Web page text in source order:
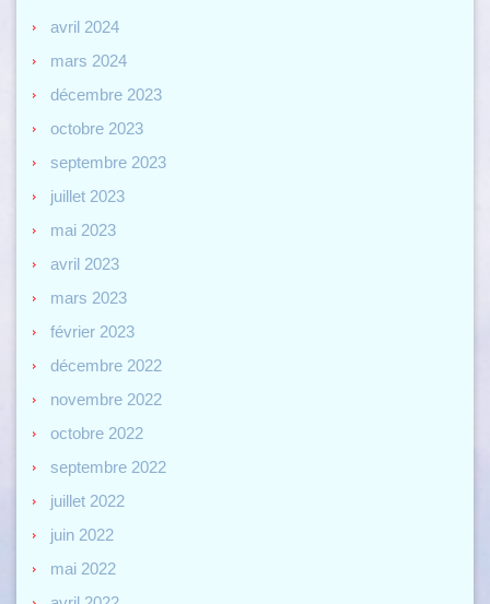
avril 2024
mars 2024
décembre 2023
octobre 2023
septembre 2023
juillet 2023
mai 2023
avril 2023
mars 2023
février 2023
décembre 2022
novembre 2022
octobre 2022
septembre 2022
juillet 2022
juin 2022
mai 2022